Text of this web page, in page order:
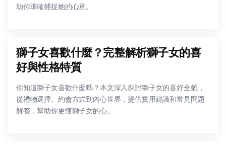
助你準確捕捉她的心意。
獅子女喜歡什麼？完整解析獅子女的喜
好與性格特質
你知道獅子女喜歡什麼嗎？本文深入探討獅子女的喜好全貌，
從禮物選擇、約會方式到內心世界，提供實用建議和常見問題
解答，幫助你更懂獅子女的心。